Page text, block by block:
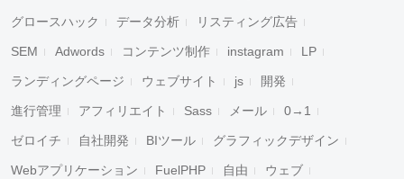
グロースハック データ分析 リスティング広告
SEM Adwords コンテンツ制作 instagram LP
ランディングページ ウェブサイト js 開発
進行管理 アフィリエイト Sass メール 0→1
ゼロイチ 自社開発 BIツール グラフィックデザイン
Webアプリケーション FuelPHP 自由 ウェブ